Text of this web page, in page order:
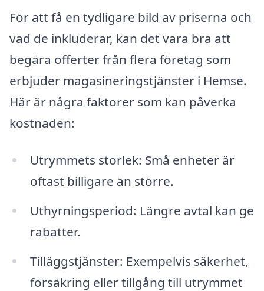
För att få en tydligare bild av priserna och
vad de inkluderar, kan det vara bra att
begära offerter från flera företag som
erbjuder magasineringstjänster i Hemse.
Här är några faktorer som kan påverka
kostnaden:
Utrymmets storlek: Små enheter är
oftast billigare än större.
Uthyrningsperiod: Längre avtal kan ge
rabatter.
Tilläggstjänster: Exempelvis säkerhet,
försäkring eller tillgång till utrymmet